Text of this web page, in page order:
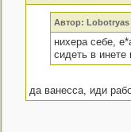
Автор: Lobotryas
нихера себе,
сидеть в инете
да ванесса, иди